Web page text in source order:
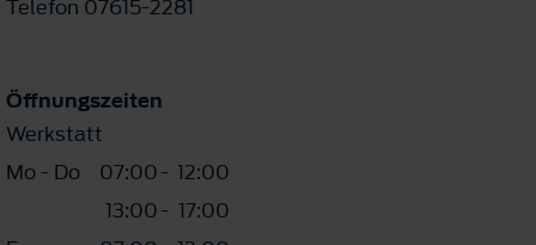
Telefon 07615-2281
Öffnungszeiten
Werkstatt
Mo - Do
07:00
13:00
-
-
12:00
17:00